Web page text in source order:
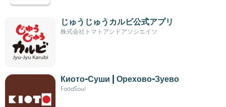
じゅうじゅうカルビ公式アプリ
株式会社トマトアンドアソシエイツ
Киото-Суши | Орехово-Зуево
FoоdSoul